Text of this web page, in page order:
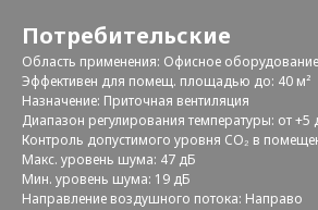
Потребительские
Область применения: Офисное оборудование
Эффективен для помещ. площадью до: 40 м²
Назначение: Приточная вентиляция
Диапазон регулирования температуры: от +5
Контроль допустимого уровня CO₂ в
Макс. уровень шума: 47 дБ
Мин. уровень шума: 19 дБ
Направление воздушного потока: Направо